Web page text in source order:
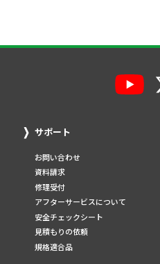
サポート
お問い合わせ
資料請求
修理受付
アフターサービスについて
安全チェックシート
見積もりの依頼
規格適合品